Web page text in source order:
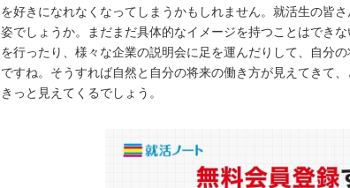
を好きになれなくなってしまうかもしれません。就活生の皆
姿でしょうか。まだまだ具体的なイメージを持つことはでき
を行ったり、様々な企業の説明会に足を運んだりして、自分
ですね。そうすれば自然と自分の将来の働き方が見えてきて
きっと見えてくるでしょう。